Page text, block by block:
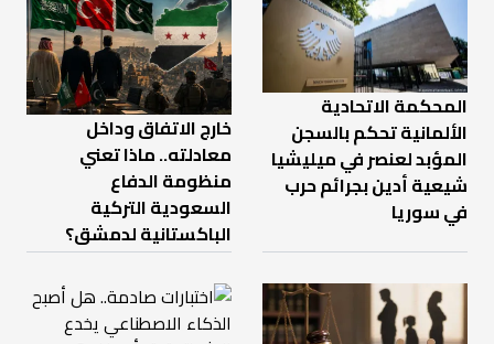
المحكمة الاتحادية
الألمانية تحكم بالسجن
المؤبد لعنصر في ميليشيا
شيعية أدين بجرائم حرب
في سوريا
خارج الاتفاق وداخل
معادلته.. ماذا تعني
منظومة الدفاع
السعودية التركية
الباكستانية لدمشق؟